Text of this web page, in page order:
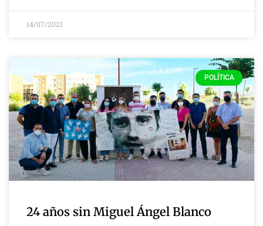
14/07/2021
POLÍTICA
24 años sin Miguel Ángel Blanco